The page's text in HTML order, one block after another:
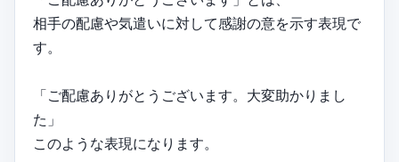
相手の配慮や気遣いに対して感謝の意を示す表現で
す。
「ご配慮ありがとうございます。大変助かりまし
た」
このような表現になります。